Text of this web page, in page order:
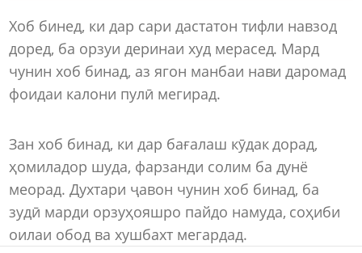
Хоб бинед, ки дар сари дастатон тифли навзод
доред, ба орзуи деринаи худ мерасед. Мард
чунин хоб бинад, аз ягон манбаи нави даромад
фоидаи калони пулӣ мегирад.
Зан хоб бинад, ки дар бағалаш кӯдак дорад,
ҳомиладор шуда, фарзанди солим ба дунё
меорад. Духтари ҷавон чунин хоб бинад, ба
зудӣ марди орзуҳояшро пайдо намуда, соҳиби
оилаи обод ва хушбахт мегардад.